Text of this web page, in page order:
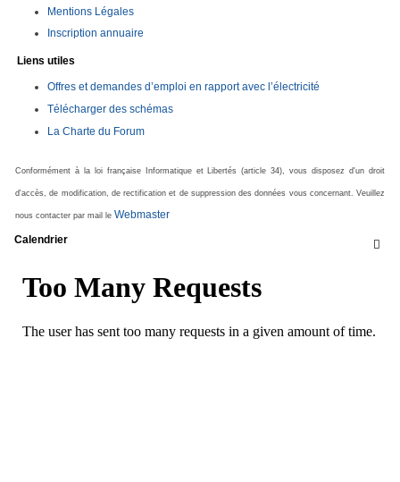
Mentions Légales
Inscription annuaire
Liens utiles
Offres et demandes d’emploi en rapport avec l’électricité
Télécharger des schémas
La Charte du Forum
Conformément à la loi française Informatique et Libertés (article 34), vous disposez d'un droit
d'accès, de modification, de rectification et de suppression des données vous concernant. Veuillez
nous contacter par mail le Webmaster

Calendrier